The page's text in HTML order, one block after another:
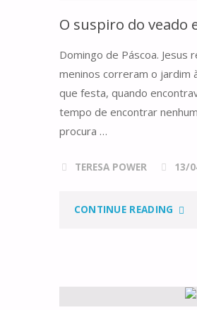
O suspiro do veado
Domingo de Páscoa. Jesus
meninos correram o jardim
que festa, quando
tempo de encontrar
procura …
TERESA POWER 13/
CONTINUE READING "O